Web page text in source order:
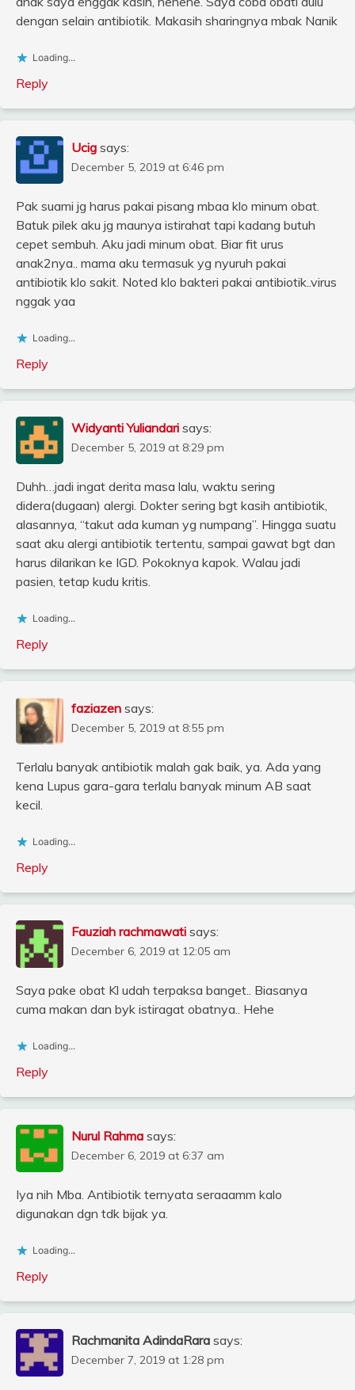
dengan selain antibiotik. Makasih sharingnya mbak Nanik
Loading...
Reply
Ucig says:
December 5, 2019 at 6:46 pm
Pak suami jg harus pakai pisang mbaa klo minum obat.
Batuk pilek aku jg maunya istirahat tapi kadang butuh
cepet sembuh. Aku jadi minum obat. Biar fit urus
anak2nya.. mama aku termasuk yg nyuruh pakai
antibiotik klo sakit. Noted klo bakteri pakai antibiotik..virus
nggak yaa
Loading...
Reply
Widyanti Yuliandari says:
December 5, 2019 at 8:29 pm
Duhh…jadi ingat derita masa lalu, waktu sering
didera(dugaan) alergi. Dokter sering bgt kasih antibiotik,
alasannya, “takut ada kuman yg numpang”. Hingga suatu
saat aku alergi antibiotik tertentu, sampai gawat bgt dan
harus dilarikan ke IGD. Pokoknya kapok. Walau jadi
pasien, tetap kudu kritis.
Loading...
Reply
faziazen says:
December 5, 2019 at 8:55 pm
Terlalu banyak antibiotik malah gak baik, ya. Ada yang
kena Lupus gara-gara terlalu banyak minum AB saat
kecil.
Loading...
Reply
Fauziah rachmawati says:
December 6, 2019 at 12:05 am
Saya pake obat Kl udah terpaksa banget.. Biasanya
cuma makan dan byk istiragat obatnya.. Hehe
Loading...
Reply
Nurul Rahma says:
December 6, 2019 at 6:37 am
Iya nih Mba. Antibiotik ternyata seraaamm kalo
digunakan dgn tdk bijak ya.
Loading...
Reply
Rachmanita AdindaRara says:
December 7, 2019 at 1:28 pm